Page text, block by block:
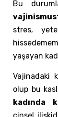
Bu
stres,
yaşayan
Vajinadaki
olup bu
kadında